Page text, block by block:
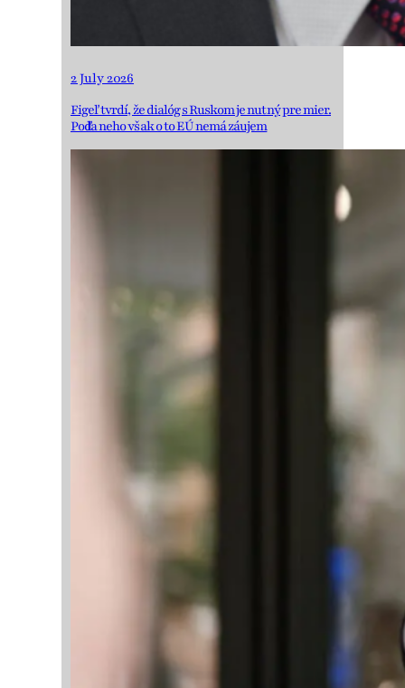
2 July 2026
Figeľ tvrdí, že dialóg s Ruskom je nutný pre mier.
Podľa neho však o to EÚ nemá záujem